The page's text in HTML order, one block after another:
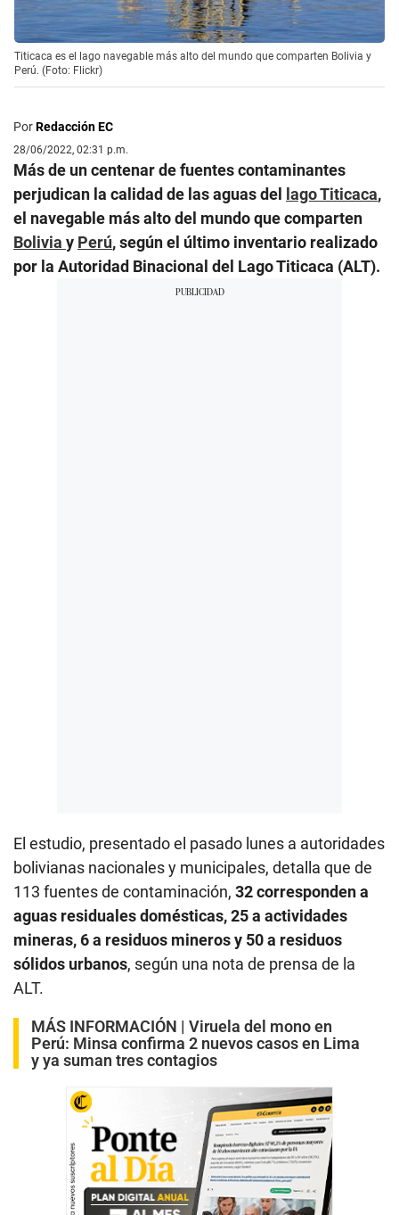
Titicaca es el lago navegable más alto del mundo que comparten Bolivia y
Perú. (Foto: Flickr)
PorRedacción EC
28/06/2022, 02:31 p.m.
Más de un centenar de fuentes contaminantes
perjudican la calidad de las aguas del lago Titicaca,
el navegable más alto del mundo que comparten
Bolivia y Perú, según el último inventario realizado
por la Autoridad Binacional del Lago Titicaca (ALT).
El estudio, presentado el pasado lunes a autoridades
bolivianas nacionales y municipales, detalla que de
113 fuentes de contaminación, 32 corresponden a
aguas residuales domésticas, 25 a actividades
mineras, 6 a residuos mineros y 50 a residuos
sólidos urbanos, según una nota de prensa de la
ALT.
MÁS INFORMACIÓN | Viruela del mono en
Perú: Minsa confirma 2 nuevos casos en Lima
y ya suman tres contagios